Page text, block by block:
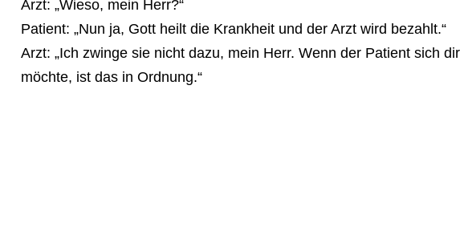
Arzt: „Wieso, mein Herr?“
Patient: „Nun ja, Gott heilt die Krankheit und der Arzt wird bezahlt.“
Arzt: „Ich zwinge sie nicht dazu, mein Herr. Wenn der Patient sich
möchte, ist das in Ordnung.“